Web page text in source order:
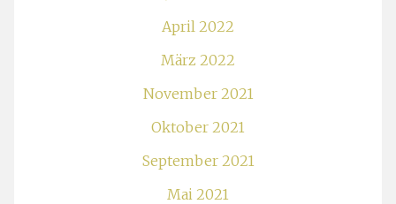
April 2022
März 2022
November 2021
Oktober 2021
September 2021
Mai 2021